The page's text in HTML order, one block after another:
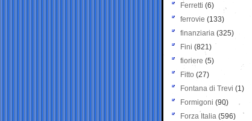
Ferretti (6)
ferrovie (133)
finanziaria (325)
Fini (821)
fioriere (5)
Fitto (27)
Fontana di Trevi (1)
Formigoni (90)
Forza Italia (596)